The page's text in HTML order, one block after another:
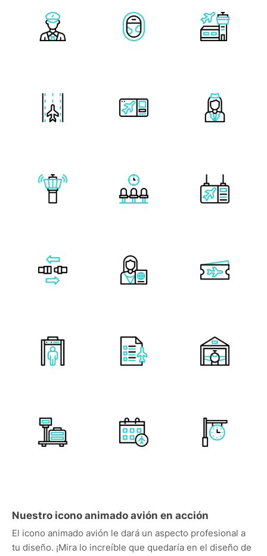
Nuestro icono animado avión en acción
El icono animado avión le dará un aspecto profesional a
tu diseño. ¡Mira lo increíble que quedaría en el diseño de